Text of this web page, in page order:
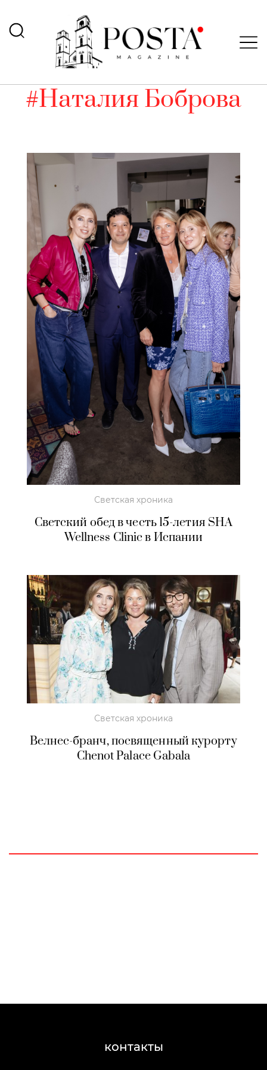
#Наталия Боброва
Светская хроника
Светский обед в честь 15-летия SHA
Wellness Clinic в Испании
Светская хроника
Велнес-бранч, посвященный курорту
Chenot Palace Gabala
контакты